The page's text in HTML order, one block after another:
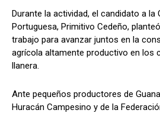
Durante la actividad, el candidato a la
Portuguesa, Primitivo Cedeño,
trabajo para avanzar juntos en la
agrícola altamente productivo en los
llanera.
Ante pequeños productores de
Huracán Campesino y de la